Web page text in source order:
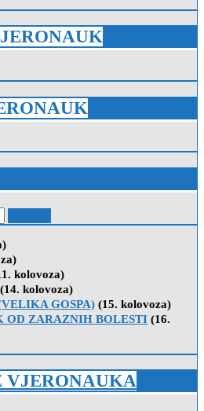
kolovoza)
(14. kolovoza)
GOSPA) (15. kolovoza)
OD ZARAZNIH BOLESTI (16.
VJERONAUKA